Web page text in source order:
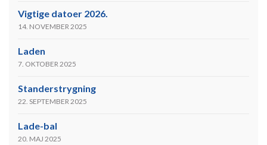
Vigtige datoer 2026.
14. NOVEMBER 2025
Laden
7. OKTOBER 2025
Standerstrygning
22. SEPTEMBER 2025
Lade-bal
20. MAJ 2025